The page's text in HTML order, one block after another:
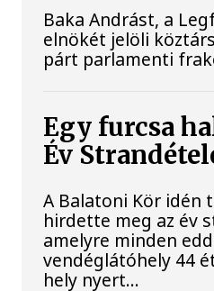
Baka Andrást, a
elnökét jelöli
párt parlamenti
Egy furcsa
Év
A Balatoni Kör idén
hirdette meg az év
amelyre minden
vendéglátóhely 44
hely nyert...